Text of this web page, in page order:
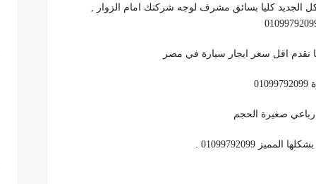
الجديد كليا بسائق مشرف لوجه شركتك امام الزوار ,
نقدم اقل سعر ايجار سيارة في مصر
رباعي صغيرة الحجم
01099792099 .